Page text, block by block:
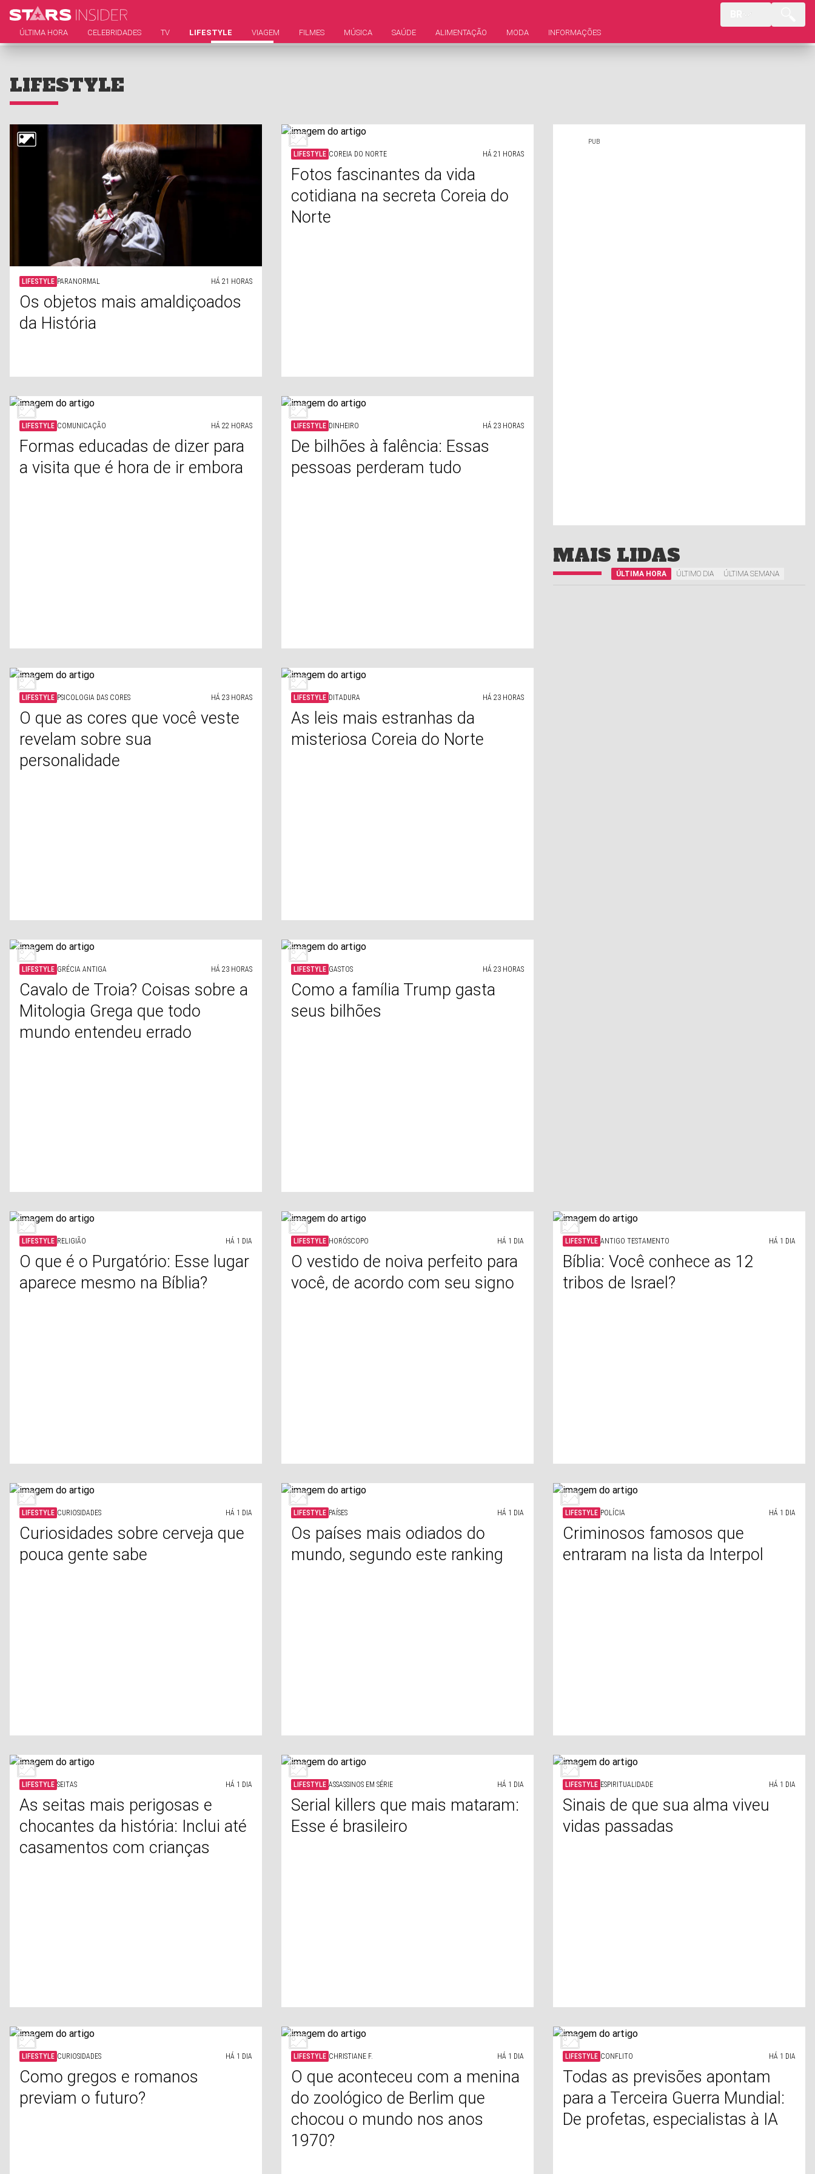
ÚLTIMA HORA CELEBRIDADES TV LIFESTYLE VIAGEM FILMES MÚSICA SAÚDE ALIMENTAÇÃO MODA INFORMAÇÕES
LIFESTYLE
LIFESTYLE PARANORMAL HÁ 21 HORAS
Os objetos mais amaldiçoados
da História
LIFESTYLE COREIA DO NORTE HÁ 21 HORAS
Fotos fascinantes da vida
cotidiana na secreta Coreia do
Norte
LIFESTYLE COMUNICAÇÃO HÁ 22 HORAS
Formas educadas de dizer para
a visita que é hora de ir embora
LIFESTYLE DINHEIRO HÁ 23 HORAS
De bilhões à falência: Essas
pessoas perderam tudo
LIFESTYLE PSICOLOGIA DAS CORES HÁ 23 HORAS
O que as cores que você veste
revelam sobre sua
personalidade
LIFESTYLE DITADURA HÁ 23 HORAS
As leis mais estranhas da
misteriosa Coreia do Norte
LIFESTYLE GRÉCIA ANTIGA HÁ 23 HORAS
Cavalo de Troia? Coisas sobre a
Mitologia Grega que todo
mundo entendeu errado
LIFESTYLE GASTOS HÁ 23 HORAS
Como a família Trump gasta
seus bilhões
MAIS LIDAS
ÚLTIMA HORA ÚLTIMO DIA ÚLTIMA SEMANA
LIFESTYLE RELIGIÃO HÁ 1 DIA
O que é o Purgatório: Esse lugar
aparece mesmo na Bíblia?
LIFESTYLE HORÓSCOPO HÁ 1 DIA
O vestido de noiva perfeito para
você, de acordo com seu signo
LIFESTYLE ANTIGO TESTAMENTO HÁ 1 DIA
Bíblia: Você conhece as 12
tribos de Israel?
LIFESTYLE CURIOSIDADES HÁ 1 DIA
Curiosidades sobre cerveja que
pouca gente sabe
LIFESTYLE PAÍSES HÁ 1 DIA
Os países mais odiados do
mundo, segundo este ranking
LIFESTYLE POLÍCIA HÁ 1 DIA
Criminosos famosos que
entraram na lista da Interpol
LIFESTYLE SEITAS HÁ 1 DIA
As seitas mais perigosas e
chocantes da história: Inclui até
casamentos com crianças
LIFESTYLE ASSASSINOS EM SÉRIE HÁ 1 DIA
Serial killers que mais mataram:
Esse é brasileiro
LIFESTYLE ESPIRITUALIDADE HÁ 1 DIA
Sinais de que sua alma viveu
vidas passadas
LIFESTYLE CURIOSIDADES HÁ 1 DIA
Como gregos e romanos
previam o futuro?
LIFESTYLE CHRISTIANE F. HÁ 1 DIA
O que aconteceu com a menina
do zoológico de Berlim que
chocou o mundo nos anos
1970?
LIFESTYLE CONFLITO HÁ 1 DIA
Todas as previsões apontam
para a Terceira Guerra Mundial:
De profetas, especialistas à IA